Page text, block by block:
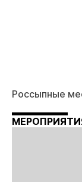
Россыпные